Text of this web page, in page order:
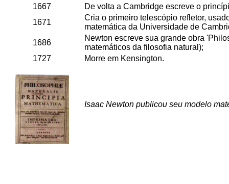
1667
De volta a Cambridge escreve o
1671
Cria o primeiro telescópio refletor,
matemática da Universidade de
1686
Newton escreve sua grande obra
matemáticos da filosofia natural);
1727
Morre em Kensington.
Isaac Newton publicou seu modelo